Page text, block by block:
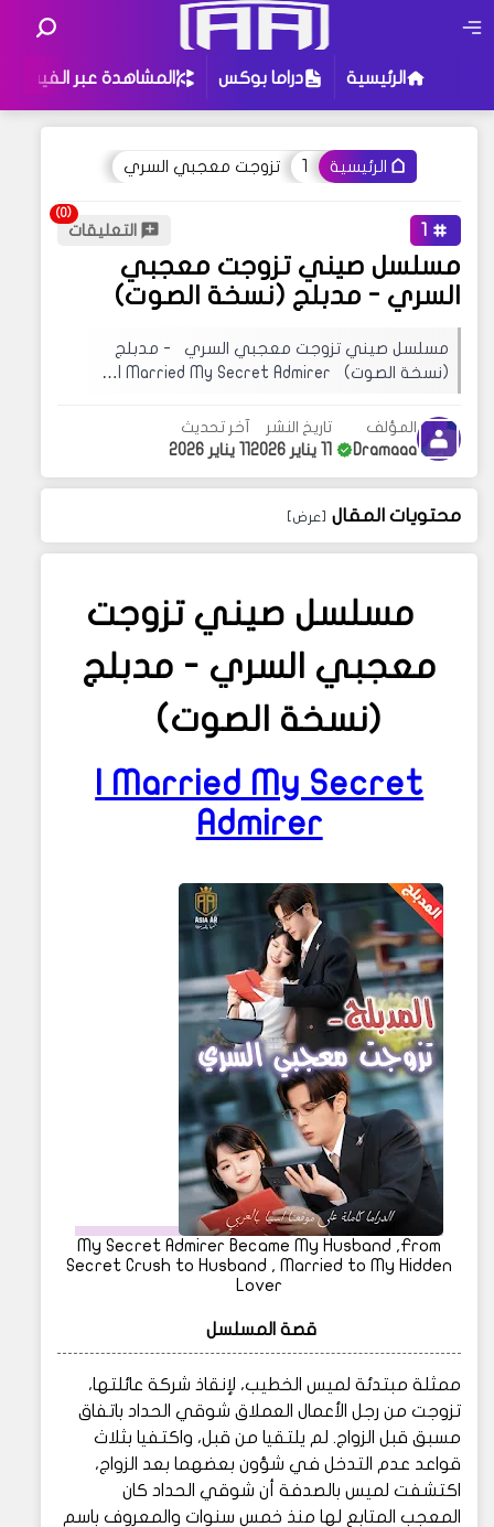
الرئيسية دراما بوكس المشاهدة عبر الفيس
أو جرب إستخدام هذه الكلمات للبحث
ثقتي بك تستحق العناء
حظًا سعيدًا في عام التنين
إذا لم تجد نتيجة لبحثك نقترح عليك تجربة زيارة
إحدى الأقسام فهناك محتوى مثير للإهتمام قد
الرئيسية 1 تزوجت معجبي السري
1 التعليقات
مسلسل صيني تزوجت معجبي
السري - مدبلج (نسخة الصوت)
مسلسل صيني تزوجت معجبي السري - مدبلج
(نسخة الصوت) I Married My Secret Admirer…
المؤلف
Dramaaa
تاريخ النشر
11 يناير 2026
آخر تحديث
11 يناير 2026
محتويات المقال
مسلسل صينيتزوجت
معجبي السري - مدبلج
(نسخة الصوت)
I Married My Secret
Admirer
My Secret Admirer Became My Husband ,From
Secret Crush to Husband , Married to My Hidden
Lover
قصة المسلسل
ممثلة مبتدئة لميس الخطيب، لإنقاذ شركة عائلتها،
تزوجت من رجل الأعمال العملاق شوقي الحداد باتفاق
مسبق قبل الزواج. لم يلتقيا من قبل، واكتفيا بثلاث
قواعد عدم التدخل في شؤون بعضهما بعد الزواج،
اكتشفت لميس بالصدفة أن شوقي الحداد كان
المعجب المتابع لها منذ خمس سنوات والمعروف باسم